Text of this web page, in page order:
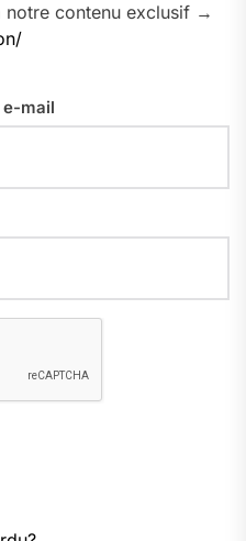
notre contenu exclusif →
e-mail